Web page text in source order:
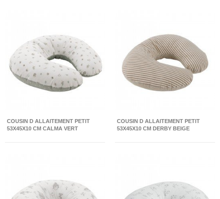
COUSIN D ALLAITEMENT PETIT
53X45X10 CM CALMA VERT
COUSIN D ALLAITEMENT PETIT
53X45X10 CM DERBY BEIGE